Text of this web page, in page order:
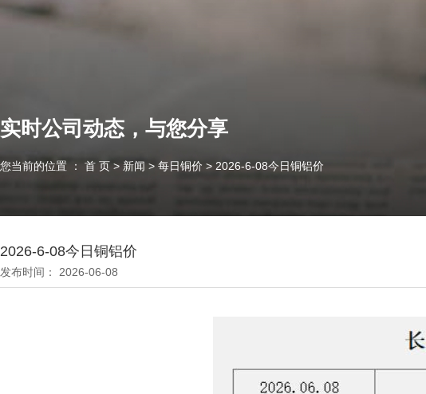
实时公司动态，与您分享
您当前的位置 ： 首 页 > 新闻 > 每日铜价 > 2026-6-08今日铜铝价
2026-6-08今日铜铝价
发布时间： 2026-06-08